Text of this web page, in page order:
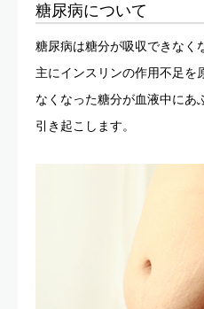
糖尿病について
糖尿病は糖分が吸収できなく
主にインスリンの作用不足を
なくなった糖分が血液中にあ
引き起こします。